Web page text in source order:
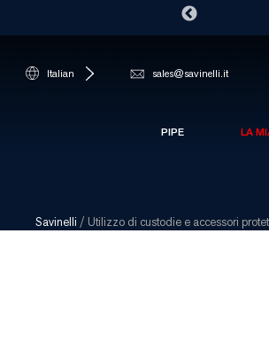
Italian sales@savinelli.it
PIPE LA
Savinelli / Utilizzo di custodie e accessori